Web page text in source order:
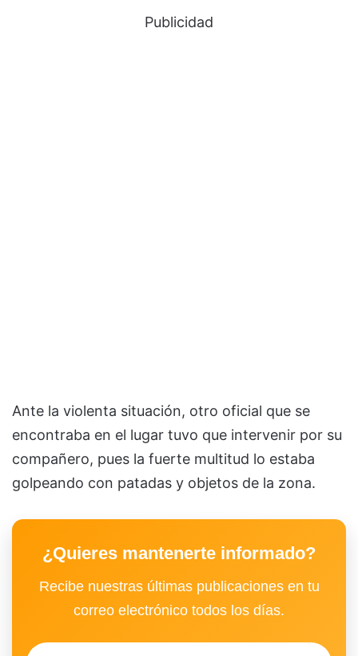
Publicidad
Ante la violenta situación, otro oficial que se
encontraba en el lugar tuvo que intervenir por su
compañero, pues la fuerte multitud lo estaba
golpeando con patadas y objetos de la zona.
¿Quieres mantenerte informado?
Recibe nuestras últimas publicaciones en tu
correo electrónico todos los días.